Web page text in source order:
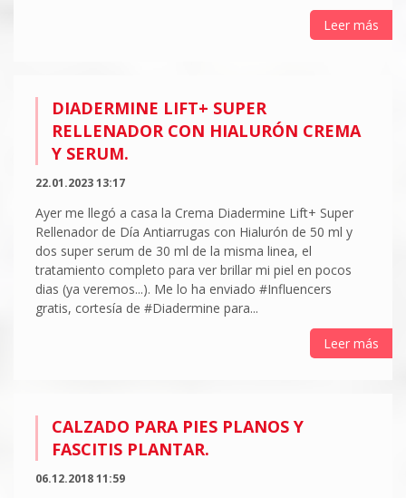
Leer más
DIADERMINE LIFT+ SUPER
RELLENADOR CON HIALURÓN CREMA
Y SERUM.
22.01.2023 13:17
Ayer me llegó a casa la Crema Diadermine Lift+ Super
Rellenador de Día Antiarrugas con Hialurón de 50 ml y
dos super serum de 30 ml de la misma linea, el
tratamiento completo para ver brillar mi piel en pocos
dias (ya veremos...). Me lo ha enviado #Influencers
gratis, cortesía de #Diadermine para...
Leer más
CALZADO PARA PIES PLANOS Y
FASCITIS PLANTAR.
06.12.2018 11:59